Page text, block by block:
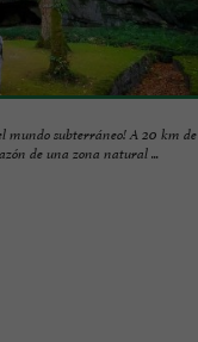
mundo subterráneo! A 20 km de
de una zona natural ...